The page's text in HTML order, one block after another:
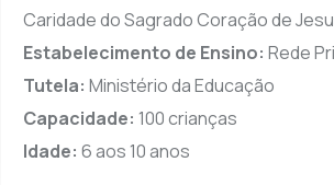
Caridade do Sagrado Coração de
Estabelecimento de Ensino: Rede
Tutela: Ministério da Educação
Capacidade: 100 crianças
Idade: 6 aos 10 anos